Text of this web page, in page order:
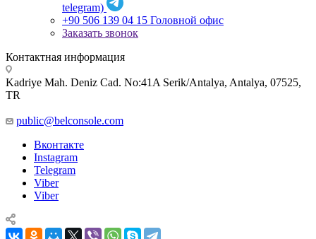
telegram)
+90 506 139 04 15 Головной офис
Заказать звонок
Контактная информация
Kadriye Mah. Deniz Cad. No:41A Serik/Antalya, Antalya, 07525,
TR
public@belconsole.com
Вконтакте
Instagram
Telegram
Viber
Viber